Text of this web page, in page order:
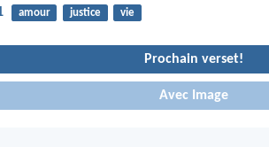
amour justice vie
Prochain verset!
Avec Image